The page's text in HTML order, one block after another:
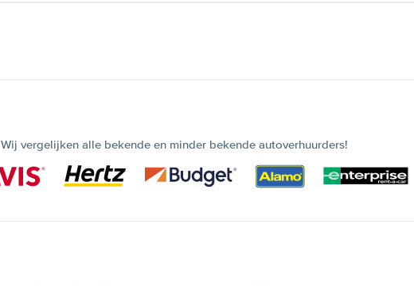
Wij vergelijken alle bekende en minder bekende autoverhuurders!